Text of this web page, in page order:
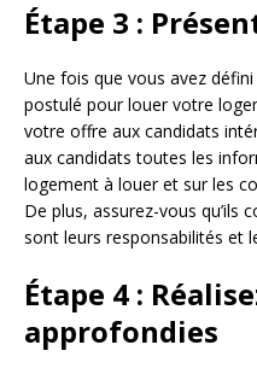
Étape 3 :
Une fois que vous avez
postulé pour louer votre
votre offre aux candidats
aux candidats toutes les
logement à louer et sur les
De plus, assurez-vous qu’ils
sont leurs responsabilités et
Étape 4 :
approfondies